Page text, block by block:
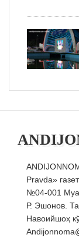
Pravda»
№04-001
Р. Эшонов.
Навоийшоҳ